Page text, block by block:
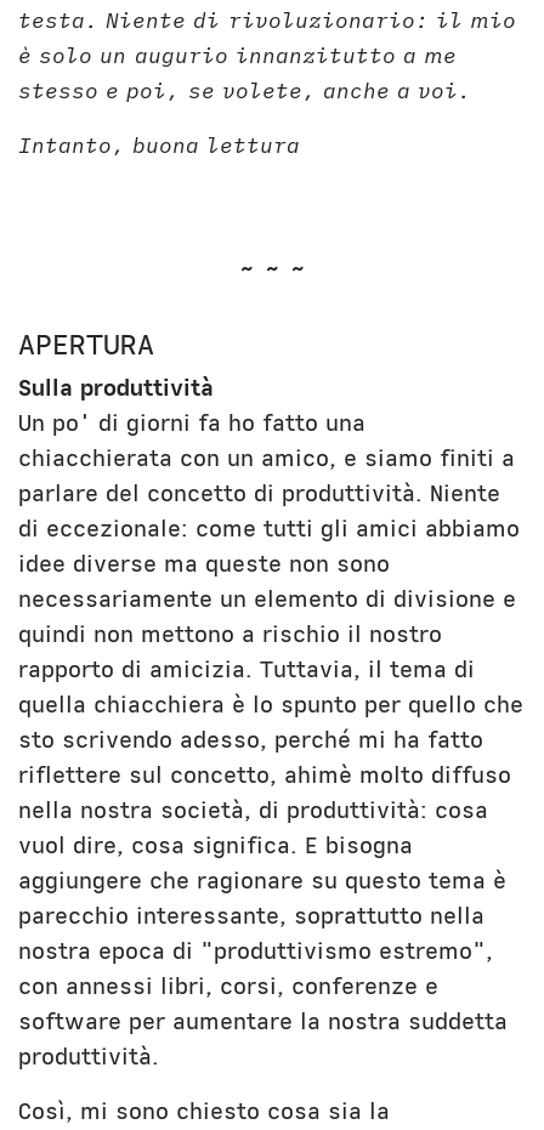
testa. Niente di rivoluzionario: il mio
è solo un augurio innanzitutto a me
stesso e poi, se volete, anche a voi.
Intanto, buona lettura
~ ~ ~
APERTURA
Sulla produttività
Un po' di giorni fa ho fatto una
chiacchierata con un amico, e siamo finiti a
parlare del concetto di produttività. Niente
di eccezionale: come tutti gli amici abbiamo
idee diverse ma queste non sono
necessariamente un elemento di divisione e
quindi non mettono a rischio il nostro
rapporto di amicizia. Tuttavia, il tema di
quella chiacchiera è lo spunto per quello che
sto scrivendo adesso, perché mi ha fatto
riflettere sul concetto, ahimè molto diffuso
nella nostra società, di produttività: cosa
vuol dire, cosa significa. E bisogna
aggiungere che ragionare su questo tema è
parecchio interessante, soprattutto nella
nostra epoca di "produttivismo estremo",
con annessi libri, corsi, conferenze e
software per aumentare la nostra suddetta
produttività.
Così, mi sono chiesto cosa sia la